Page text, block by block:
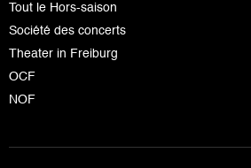
Tout le Hors-saison
Société des concerts
Theater in Freiburg
OCF
NOF